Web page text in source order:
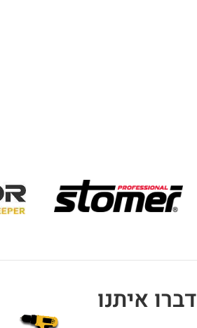
דברו איתנו